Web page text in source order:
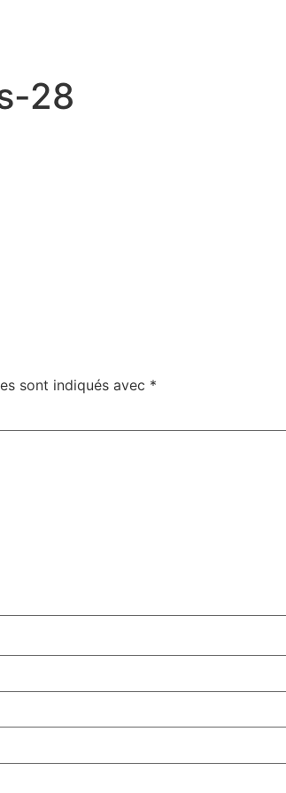
28
sont indiqués avec *